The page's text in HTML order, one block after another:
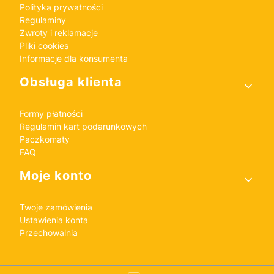
Polityka prywatności
Regulaminy
Zwroty i reklamacje
Pliki cookies
Informacje dla konsumenta
Obsługa klienta
Formy płatności
Regulamin kart podarunkowych
Paczkomaty
FAQ
Moje konto
Twoje zamówienia
Ustawienia konta
Przechowalnia